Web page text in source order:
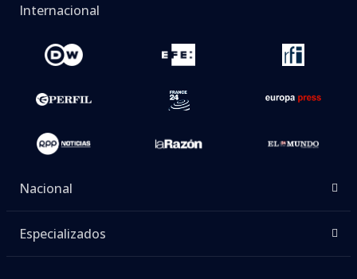
Internacional
Nacional
Especializados